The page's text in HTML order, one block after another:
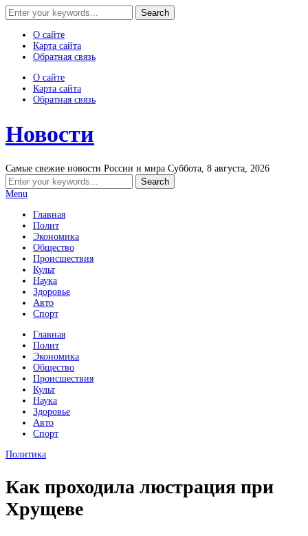
О сайте
Карта сайта
Обратная связь
О сайте
Карта сайта
Обратная связь
Новости
Самые свежие новости России и мира Суббота, 8 августа, 2026
Menu
Главная
Полит
Экономика
Общество
Происшествия
Культ
Наука
Здоровье
Авто
Спорт
Главная
Полит
Экономика
Общество
Происшествия
Культ
Наука
Здоровье
Авто
Спорт
Политика
Как проходила люстрация при
Хрущеве